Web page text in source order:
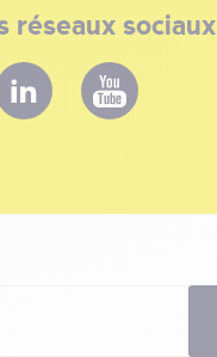
réseaux sociaux